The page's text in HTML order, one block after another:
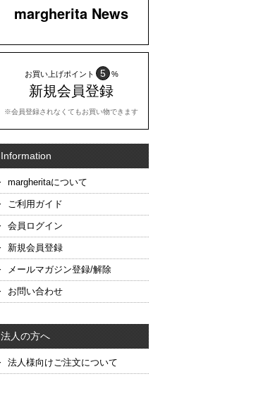
margherita News
お買い上げポイント 5 %
新規会員登録
※会員登録されなくてもお買い物できます
Information
margheritaについて
ご利用ガイド
会員ログイン
新規会員登録
メールマガジン登録/解除
お問い合わせ
法人の方へ
法人様向けご注文について